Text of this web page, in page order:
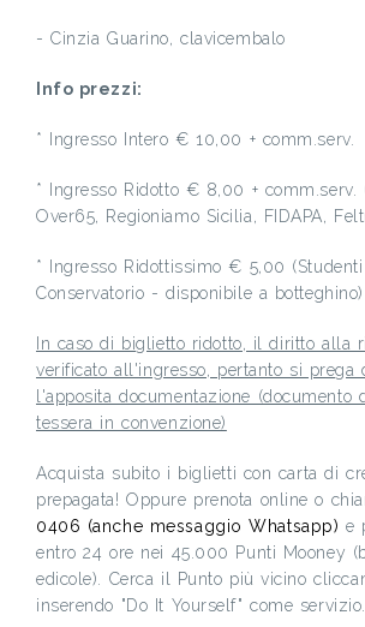
- Cinzia Guarino, clavicembalo
Info prezzi:
* Ingresso Intero € 10,00 + comm.serv.
* Ingresso Ridotto € 8,00 + comm.serv.
Over65, Regioniamo Sicilia, FIDAPA,
* Ingresso Ridottissimo € 5,00 (Studenti
Conservatorio - disponibile a botteghino)
In caso di biglietto ridotto, il diritto alla
verificato all'ingresso, pertanto si prega
l'apposita documentazione (documento
tessera in convenzione)
Acquista subito i biglietti con carta di
prepagata! Oppure prenota online o
0406 (anche messaggio Whatsapp) e
entro 24 ore nei 45.000 Punti Mooney
edicole). Cerca il Punto più vicino
inserendo "Do It Yourself" come servizio.